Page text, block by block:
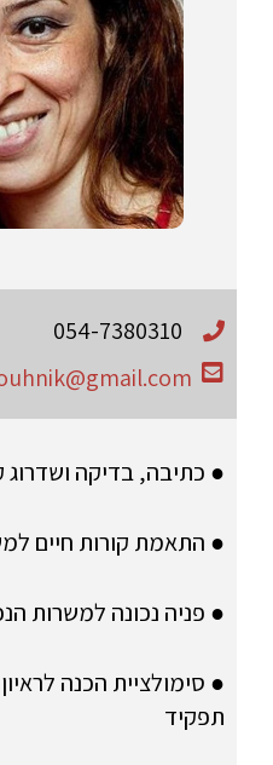
054-7380310
● כתיבה, בדיקה ושדרוג
● התאמת קורות חיים
● פניה נכונה למשרות
● סימולציית הכנה
תפקיד